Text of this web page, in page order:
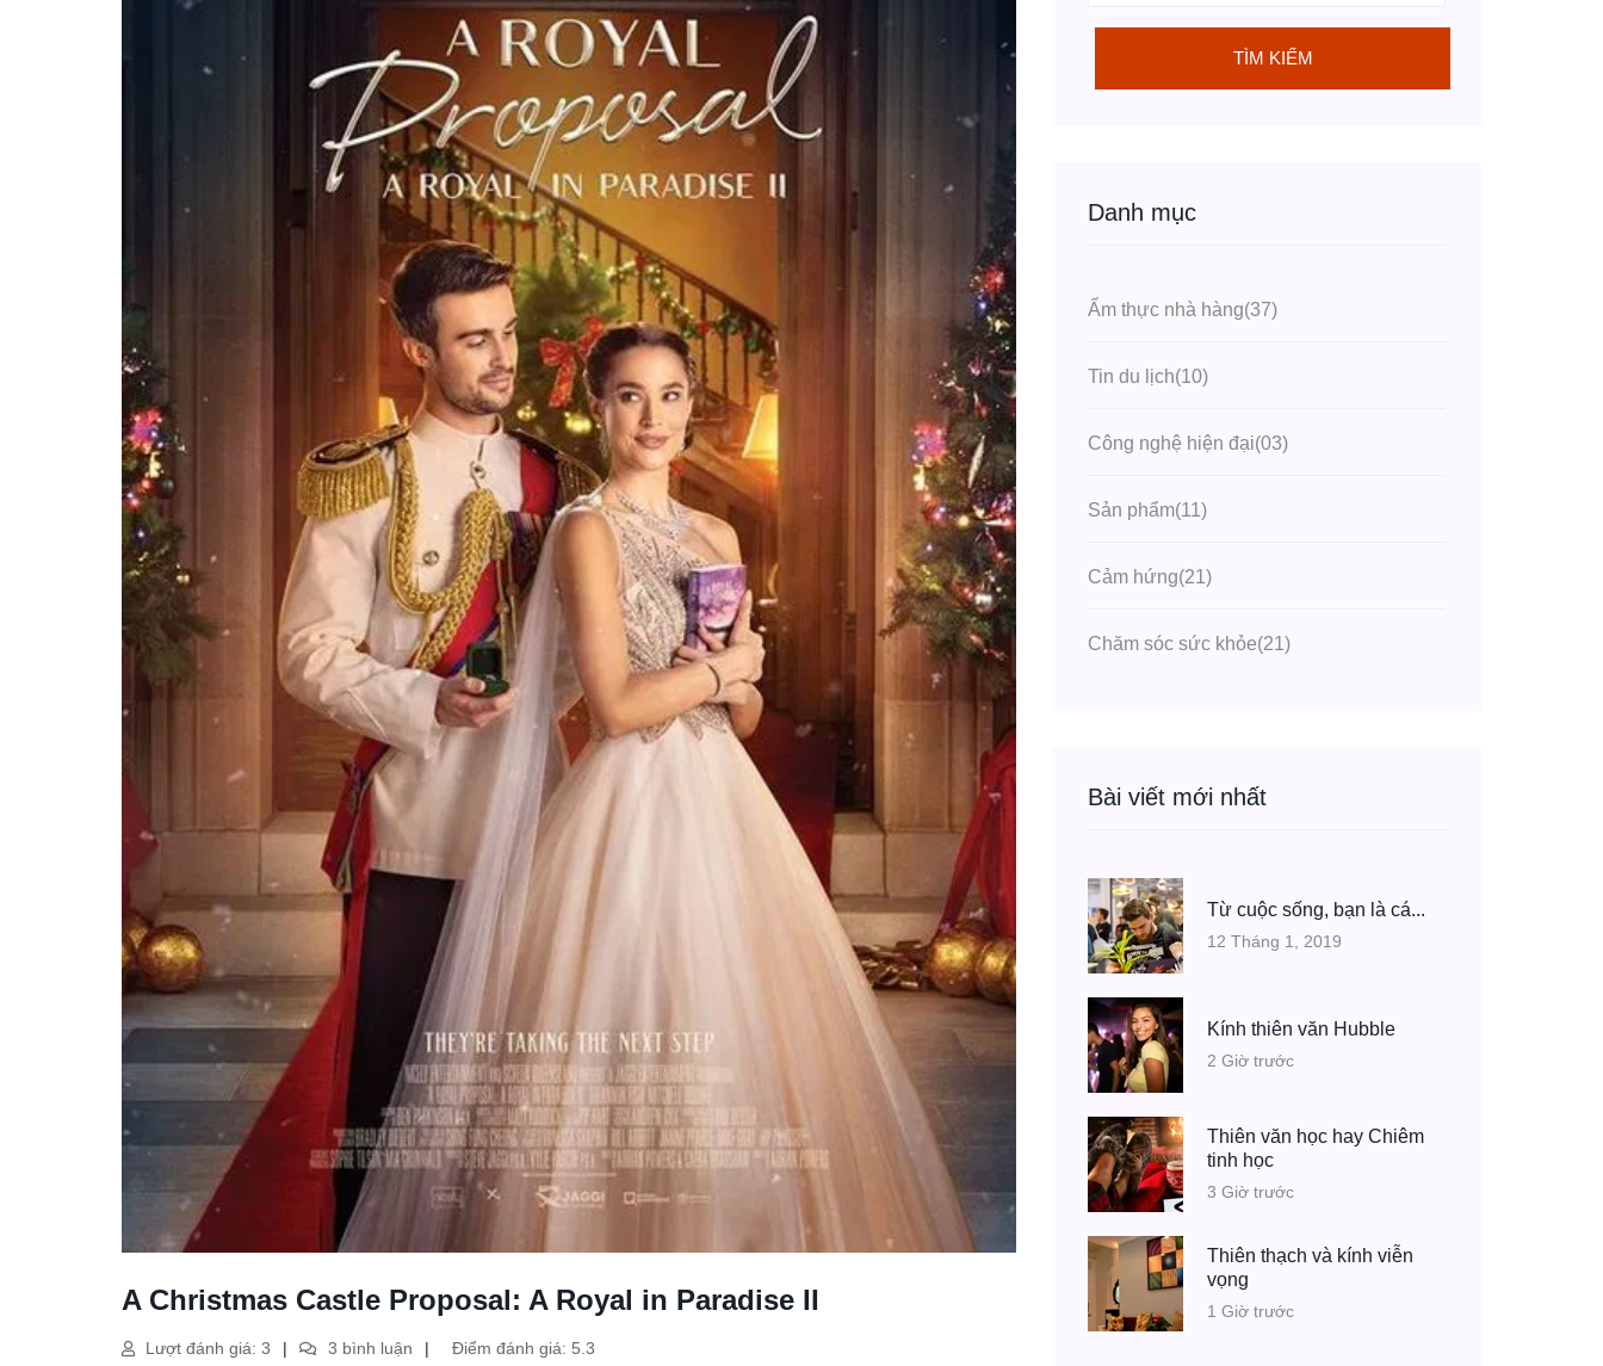
A Christmas Castle Proposal: A Royal in Paradise II
Lượt đánh giá: 3 3 bình luận Điểm đánh giá: 5.3
TÌM KIẾM
Danh mục
Ẩm thực nhà hàng(37)
Tin du lịch(10)
Công nghệ hiện đại(03)
Sản phẩm(11)
Cảm hứng(21)
Chăm sóc sức khỏe(21)
Bài viết mới nhất
Từ cuộc sống, bạn là cá...
12 Tháng 1, 2019
Kính thiên văn Hubble
2 Giờ trước
Thiên văn học hay Chiêm
tinh học
3 Giờ trước
Thiên thạch và kính viễn
vọng
1 Giờ trước